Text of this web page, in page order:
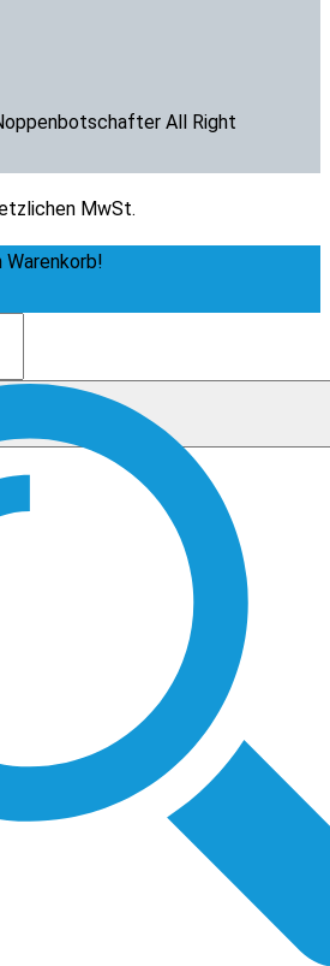
All Right
MwSt.
Warenkorb!